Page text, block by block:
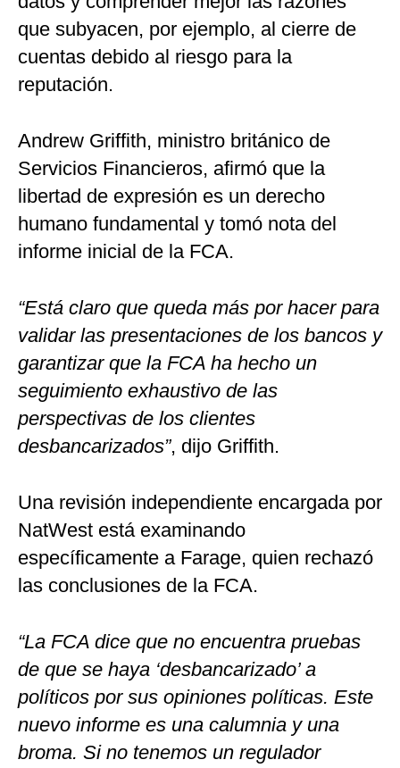
que subyacen, por ejemplo, al cierre de
cuentas debido al riesgo para la
reputación.
Andrew Griffith, ministro británico de
Servicios Financieros, afirmó que la
libertad de expresión es un derecho
humano fundamental y tomó nota del
informe inicial de la FCA.
“Está claro que queda más por hacer para
validar las presentaciones de los bancos y
garantizar que la FCA ha hecho un
seguimiento exhaustivo de las
perspectivas de los clientes
desbancarizados”, dijo Griffith.
Una revisión independiente encargada por
NatWest está examinando
específicamente a Farage, quien rechazó
las conclusiones de la FCA.
“La FCA dice que no encuentra pruebas
de que se haya ‘desbancarizado’ a
políticos por sus opiniones políticas. Este
nuevo informe es una calumnia y una
broma. Si no tenemos un regulador